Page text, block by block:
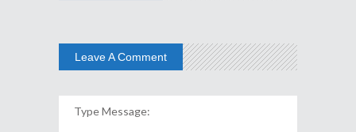
Leave A Comment